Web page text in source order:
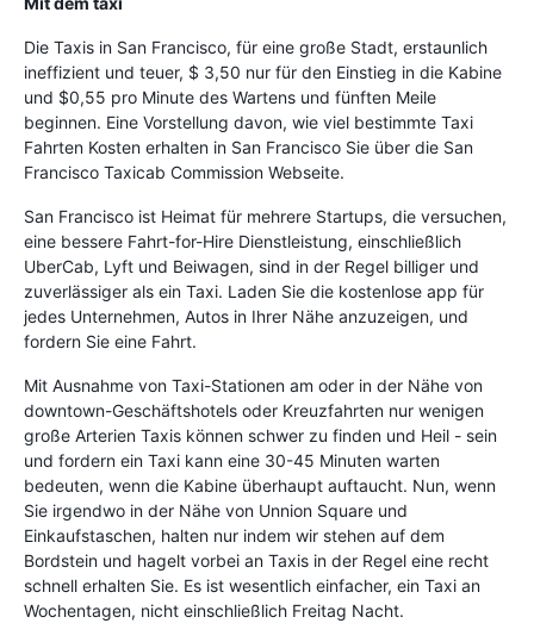
Die Taxis in San Francisco, für eine große Stadt, erstaunlich
ineffizient und teuer, $ 3,50 nur für den Einstieg in die Kabine
und $0,55 pro Minute des Wartens und fünften Meile
beginnen. Eine Vorstellung davon, wie viel bestimmte Taxi
Fahrten Kosten erhalten in San Francisco Sie über die San
Francisco Taxicab Commission Webseite.
San Francisco ist Heimat für mehrere Startups, die versuchen,
eine bessere Fahrt-for-Hire Dienstleistung, einschließlich
UberCab, Lyft und Beiwagen, sind in der Regel billiger und
zuverlässiger als ein Taxi. Laden Sie die kostenlose app für
jedes Unternehmen, Autos in Ihrer Nähe anzuzeigen, und
fordern Sie eine Fahrt.
Mit Ausnahme von Taxi-Stationen am oder in der Nähe von
downtown-Geschäftshotels oder Kreuzfahrten nur wenigen
große Arterien Taxis können schwer zu finden und Heil - sein
und fordern ein Taxi kann eine 30-45 Minuten warten
bedeuten, wenn die Kabine überhaupt auftaucht. Nun, wenn
Sie irgendwo in der Nähe von Unnion Square und
Einkaufstaschen, halten nur indem wir stehen auf dem
Bordstein und hagelt vorbei an Taxis in der Regel eine recht
schnell erhalten Sie. Es ist wesentlich einfacher, ein Taxi an
Wochentagen, nicht einschließlich Freitag Nacht.